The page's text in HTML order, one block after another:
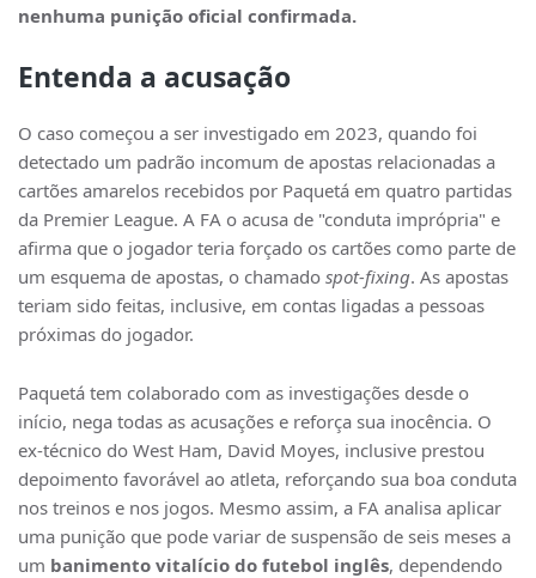
nenhuma punição oficial confirmada.
Entenda a acusação
O caso começou a ser investigado em 2023, quando foi
detectado um padrão incomum de apostas relacionadas a
cartões amarelos recebidos por Paquetá em quatro partidas
da Premier League. A FA o acusa de "conduta imprópria" e
afirma que o jogador teria forçado os cartões como parte de
um esquema de apostas, o chamado spot-fixing. As apostas
teriam sido feitas, inclusive, em contas ligadas a pessoas
próximas do jogador.
Paquetá tem colaborado com as investigações desde o
início, nega todas as acusações e reforça sua inocência. O
ex-técnico do West Ham, David Moyes, inclusive prestou
depoimento favorável ao atleta, reforçando sua boa conduta
nos treinos e nos jogos. Mesmo assim, a FA analisa aplicar
uma punição que pode variar de suspensão de seis meses a
um banimento vitalício do futebol inglês, dependendo